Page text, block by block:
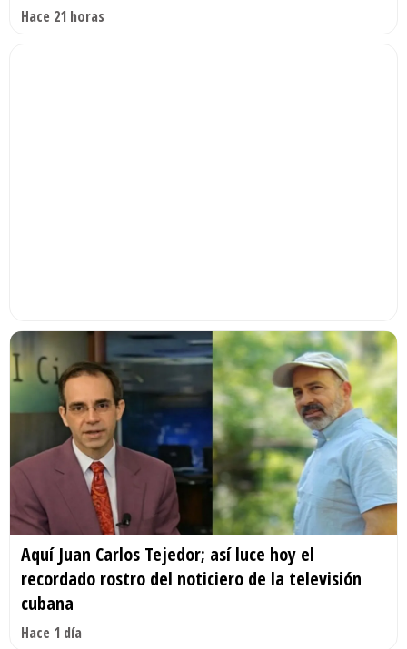
Hace 21 horas
Aquí Juan Carlos Tejedor; así luce hoy el
recordado rostro del noticiero de la televisión
cubana
Hace 1 día